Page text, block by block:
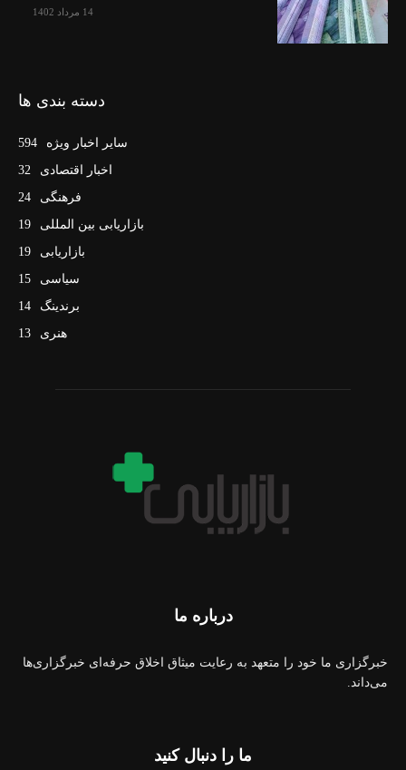
14 مرداد 1402
دسته بندی ها
سایر اخبار ویژه
594
اخبار اقتصادی
32
فرهنگی
24
بازاریابی بین المللی
19
بازاریابی
19
سیاسی
15
برندینگ
14
هنری
13
درباره ما
خبرگزاری ما خود را متعهد به رعایت میثاق اخلاق حرفه‌ای خبرگزاری‌ها
می‌داند.
ما را دنبال کنید